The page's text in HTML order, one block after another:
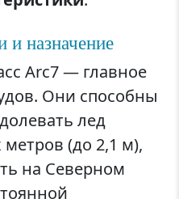
назначение
Arc7 — главное
Они способны
лед
(до 2,1 м),
на Северном